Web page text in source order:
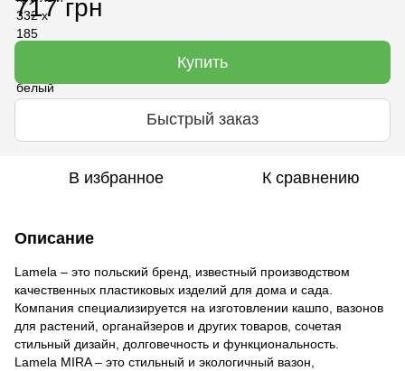
717 грн
Купить
Быстрый заказ
В избранное К сравнению
Описание
Lamela – это польский бренд, известный производством
качественных пластиковых изделий для дома и сада.
Компания специализируется на изготовлении кашпо, вазонов
для растений, органайзеров и других товаров, сочетая
стильный дизайн, долговечность и функциональность.
Lamela MIRA – это стильный и экологичный вазон,